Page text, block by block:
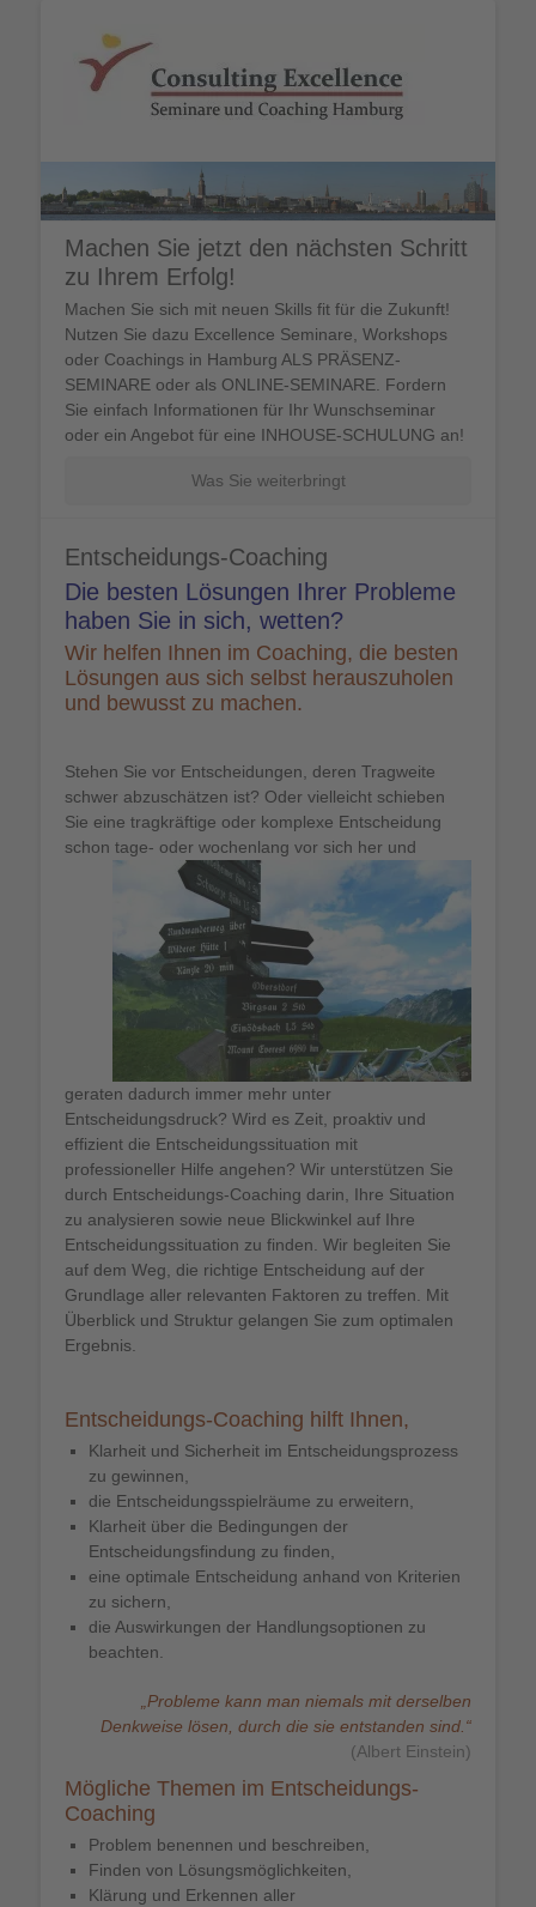
Excellence
Führungskräftetraining Hamburg und Führungskräfte Seminare
Machen Sie jetzt den nächsten Schritt
zu Ihrem Erfolg!
Machen Sie sich mit neuen Skills fit für die Zukunft!
Nutzen Sie dazu Excellence Seminare, Workshops
oder Coachings in Hamburg ALS PRÄSENZ-
SEMINARE oder als ONLINE-SEMINARE. Fordern
Sie einfach Informationen für Ihr Wunschseminar
oder ein Angebot für eine INHOUSE-SCHULUNG an!
Was Sie weiterbringt
Entscheidungs-Coaching
Die besten Lösungen Ihrer Probleme
haben Sie in sich, wetten?
Wir helfen Ihnen im Coaching, die besten
Lösungen aus sich selbst herauszuholen
und bewusst zu machen.
Stehen Sie vor Entscheidungen, deren Tragweite
schwer abzuschätzen ist? Oder vielleicht schieben
Sie eine tragkräftige oder komplexe Entscheidung
schon tage- oder wochenlang vor sich her und
geraten dadurch immer mehr unter
Entscheidungsdruck? Wird es Zeit, proaktiv und
effizient die Entscheidungssituation mit
professioneller Hilfe angehen? Wir unterstützen Sie
durch Entscheidungs-Coaching darin, Ihre Situation
zu analysieren sowie neue Blickwinkel auf Ihre
Entscheidungssituation zu finden. Wir begleiten Sie
auf dem Weg, die richtige Entscheidung auf der
Grundlage aller relevanten Faktoren zu treffen. Mit
Überblick und Struktur gelangen Sie zum optimalen
Ergebnis.
Entscheidungs-Coaching hilft Ihnen,
Klarheit und Sicherheit im Entscheidungsprozess
zu gewinnen,
die Entscheidungsspielräume zu erweitern,
Klarheit über die Bedingungen der
Entscheidungsfindung zu finden,
eine optimale Entscheidung anhand von Kriterien
zu sichern,
die Auswirkungen der Handlungsoptionen zu
beachten.
„Probleme kann man niemals mit derselben
Denkweise lösen, durch die sie entstanden sind.“
(Albert Einstein)
Mögliche Themen im Entscheidungs-
Coaching
Problem benennen und beschreiben,
Finden von Lösungsmöglichkeiten,
Klärung und Erkennen aller